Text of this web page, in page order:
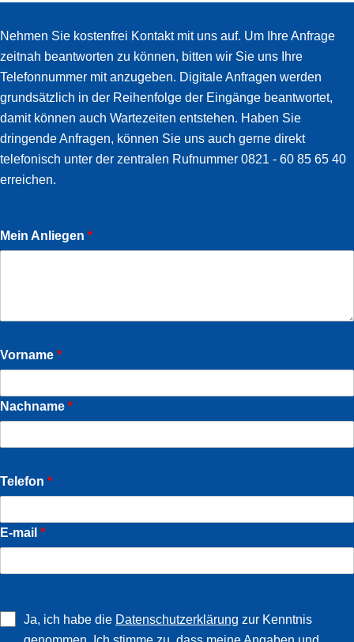
in
Widget
Nehmen Sie kostenfrei Kontakt mit uns auf. Um Ihre Anfrage
zeitnah beantworten zu können, bitten wir Sie uns Ihre
Telefonnummer mit anzugeben. Digitale Anfragen werden
grundsätzlich in der Reihenfolge der Eingänge beantwortet,
damit können auch Wartezeiten entstehen. Haben Sie
dringende Anfragen, können Sie uns auch gerne direkt
telefonisch unter der zentralen Rufnummer 0821 - 60 85 65 40
erreichen.
Mein Anliegen *
Vorname *
Nachname *
Telefon *
E-mail *
Ja, ich habe die Datenschutzerklärung zur Kenntnis